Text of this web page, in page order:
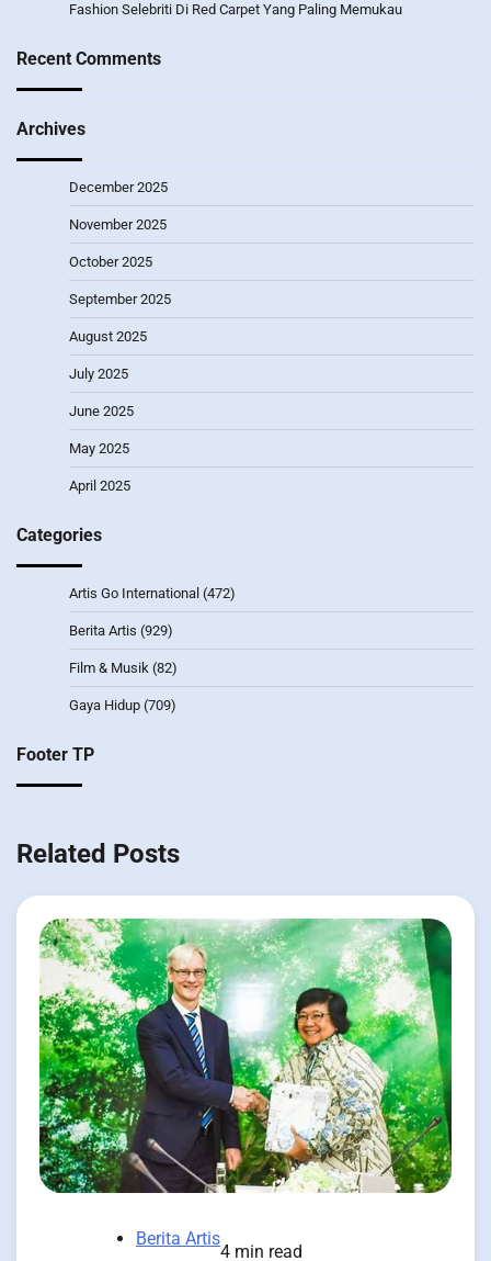
Fashion Selebriti Di Red Carpet Yang Paling Memukau
Recent Comments
Archives
December 2025
November 2025
October 2025
September 2025
August 2025
July 2025
June 2025
May 2025
April 2025
Categories
Artis Go International (472)
Berita Artis (929)
Film & Musik (82)
Gaya Hidup (709)
Footer TP
Related Posts
Berita Artis
4 min read